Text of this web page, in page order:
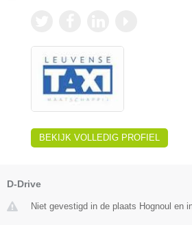
BEKIJK VOLLEDIG PROFIEL
D-Drive
Niet gevestigd in de plaats Hognoul en